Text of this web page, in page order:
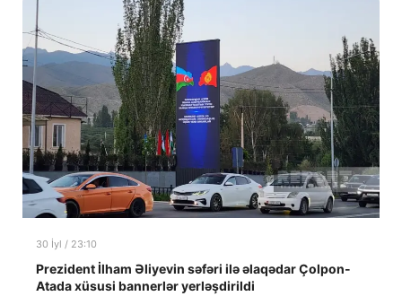
30 İyl / 23:10
Prezident İlham Əliyevin səfəri ilə əlaqədar Çolpon-
Atada xüsusi bannerlər yerləşdirildi